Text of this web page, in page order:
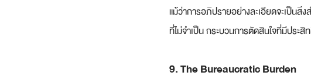
แม้ว่าการอภิปรายอย่างละเอียดจะเป็นสิ่
ที่ไม่จำเป็น กระบวนการตัดสินใจที่มีประ
9. The Bureaucratic Burden